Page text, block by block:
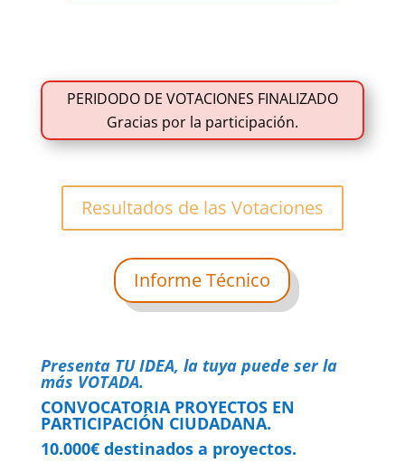
PERIDODO DE VOTACIONES FINALIZADO
Gracias por la participación.
Resultados de las Votaciones
Informe Técnico
Presenta TU IDEA, la tuya puede ser la
más VOTADA.
CONVOCATORIA PROYECTOS EN
PARTICIPACIÓN CIUDADANA.
10.000€ destinados a proyectos.